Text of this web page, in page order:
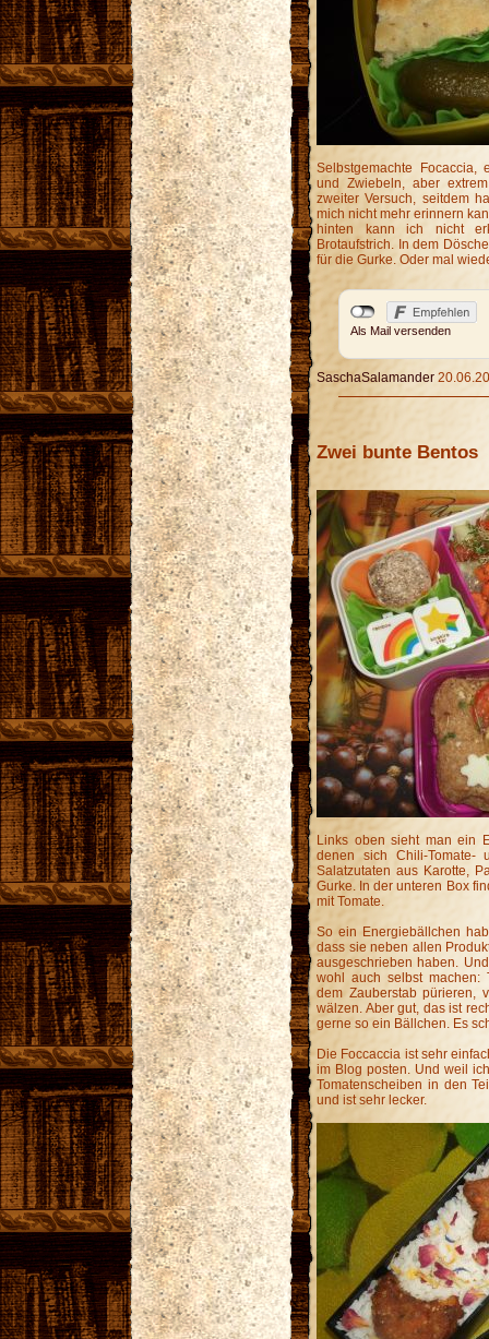
Selbstgemachte Focaccia,
und Zwiebeln, aber
zweiter Versuch, seitdem
mich nicht mehr erinnern
hinten kann ich nicht
Brotaufstrich. In dem
für die Gurke. Oder mal
Als Mail versenden
SaschaSalamander
Zwei bunte Bentos
Links oben sieht man ein
denen sich Chili-Tomate-
Salatzutaten aus Karotte,
Gurke. In der unteren Box
mit Tomate.
So ein Energiebällchen
dass sie neben allen
ausgeschrieben haben.
wohl auch selbst machen:
dem Zauberstab pürieren,
wälzen. Aber gut, das ist
gerne so ein Bällchen. Es
Die Foccaccia ist sehr
im Blog posten. Und weil
Tomatenscheiben in den
und ist sehr lecker.